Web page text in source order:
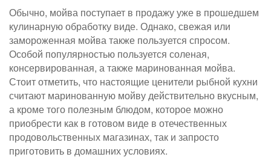
Обычно, мойва поступает в продажу уже в прошедшем
кулинарную обработку виде. Однако, свежая или
замороженная мойва также пользуется спросом.
Особой популярностью пользуется соленая,
консервированная, а также маринованная мойва.
Стоит отметить, что настоящие ценители рыбной кухни
считают маринованную мойву действительно вкусным,
а кроме того полезным блюдом, которое можно
приобрести как в готовом виде в отечественных
продовольственных магазинах, так и запросто
приготовить в домашних условиях.